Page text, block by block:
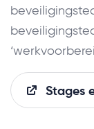
Stages